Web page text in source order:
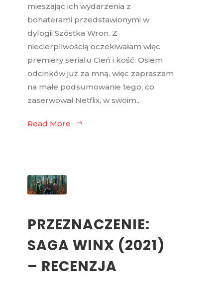
mieszając ich wydarzenia z
bohaterami przedstawionymi w
dylogii Szóstka Wron. Z
niecierpliwością oczekiwałam więc
premiery serialu Cień i kość. Osiem
odcinków już za mną, więc zapraszam
na małe podsumowanie tego, co
zaserwował Netflix, w swoim...
Read More
PRZEZNACZENIE:
SAGA WINX (2021)
– RECENZJA